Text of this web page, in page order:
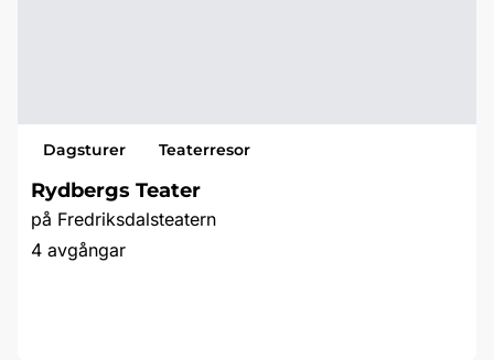
Dagsturer Teaterresor
Rydbergs Teater
på Fredriksdalsteatern
4 avgångar